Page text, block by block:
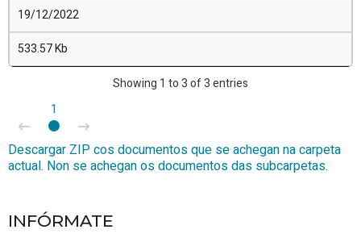
19/12/2022
533.57 Kb
Showing 1 to 3 of 3 entries
1
Descargar ZIP cos documentos que se achegan na carpeta
actual. Non se achegan os documentos das subcarpetas.
INFÓRMATE